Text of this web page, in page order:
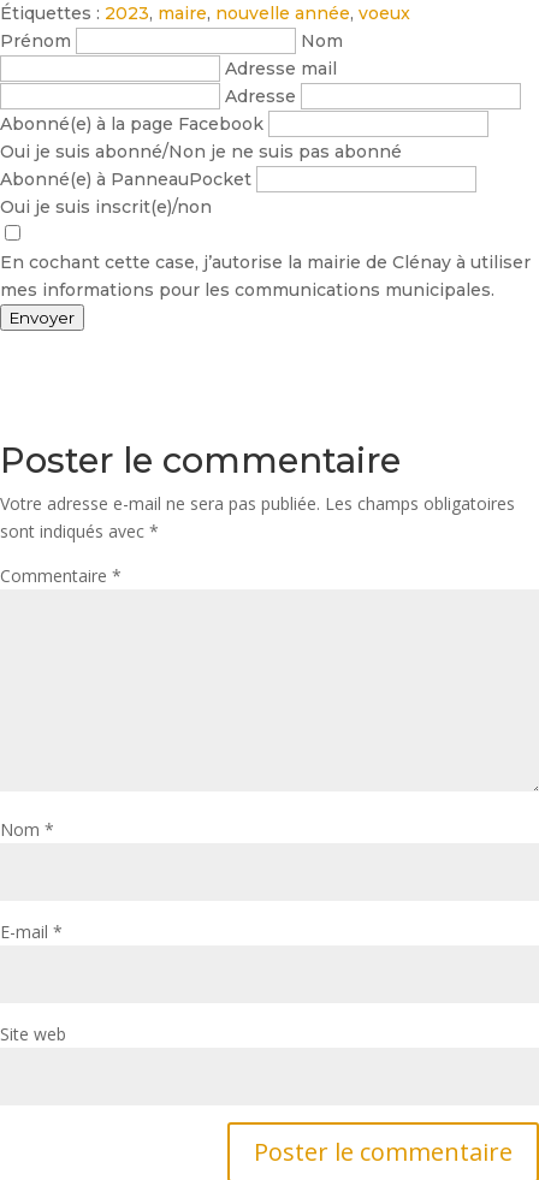
Étiquettes : 2023, maire, nouvelle année, voeux
Prénom
Nom
Adresse mail
Adresse
Abonné(e) à la page Facebook
Oui je suis abonné/Non je ne suis pas abonné
Abonné(e) à PanneauPocket
Oui je suis inscrit(e)/non
En cochant cette case, j’autorise la mairie de Clénay à utiliser
mes informations pour les communications municipales.
Envoyer
Poster le commentaire
Votre adresse e-mail ne sera pas publiée. Les champs obligatoires
sont indiqués avec *
Commentaire *
Nom *
E-mail *
Site web